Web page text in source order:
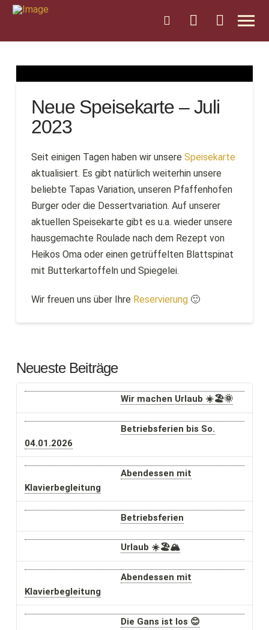
Neue Speisekarte – Juli
2023
Seit einigen Tagen haben wir unsere Speisekarte
aktualisiert. Es gibt natürlich weiterhin unsere
beliebte Tapas Variation, unseren Pfaffenhofen
Burger oder die Dessertvariation. Auf unserer
aktuellen Speisekarte gibt es u.a. wieder unsere
hausgemachte Roulade nach dem Rezept von
Heikos Oma oder einen getrüffelten Blattspinat
mit Butterkartoffeln und Spiegelei.
Wir freuen uns über Ihre Reservierung🙂
Neueste Beiträge
Wir machen Urlaub ☀️🏖️🌞
Betriebsferien bis So.
04.01.2026
Abendessen mit
Klavierbegleitung
Betriebsferien
Urlaub ☀️🏖🏔
Abendessen mit
Klavierbegleitung
Die Gans ist los 😊